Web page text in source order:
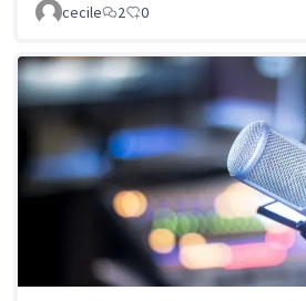
cecile
2 0